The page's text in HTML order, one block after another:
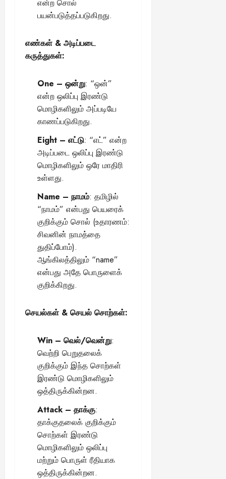
என்ற சொல்
பயன்படுத்தப்படுகிறது.
எண்கள் & அடிப்படை
கருத்துகள்:
One – ஒன்று: “ஒன்”
என்ற ஒலிப்பு இரண்டு
மொழிகளிலும் அப்படியே
காணப்படுகிறது.
Eight – எட்டு: “எட்” என்ற
அடிப்படை ஒலிப்பு இரண்டு
மொழிகளிலும் ஒரே மாதிரி
உள்ளது.
Name – நாமம்: தமிழில்
“நாமம்” என்பது பெயரைக்
குறிக்கும் சொல் (உதாரணம்:
சிவனின் நாமத்தை
துதிப்போம்).
ஆங்கிலத்திலும் “name”
என்பது அதே பொருளைக்
குறிக்கிறது.
செயல்கள் & செயல் சொற்கள்:
Win – வெல்/வென்று:
வெற்றி பெறுதலைக்
குறிக்கும் இந்த சொற்கள்
இரண்டு மொழிகளிலும்
ஒத்திருக்கின்றன.
Attack – தாக்கு:
தாக்குதலைக் குறிக்கும்
சொற்கள் இரண்டு
மொழிகளிலும் ஒலிப்பு
மற்றும் பொருள் ரீதியாக
ஒத்திருக்கின்றன.